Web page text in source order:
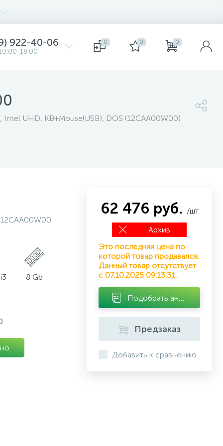
922-40-06
18:00
0 0 0
UHD, KB+Mouse(USB), DOS (12CAA00W00)
12CAA00W00
8 Gb
62 476 руб. /шт
Архив
Это последняя цена по
которой товар продавался.
Данный товар отсутствует
с 07.10.2025 09:13:31.
Предзаказ
Добавить к сравнению